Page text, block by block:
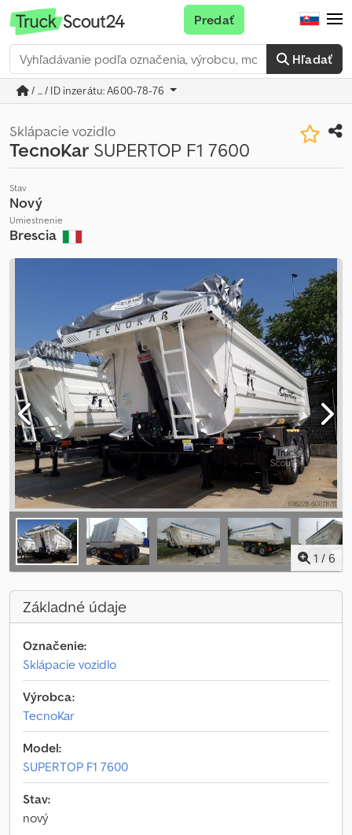
Hľadať
Predať
/ ... / ID inzerátu: A600-78-76
Sklápacie vozidlo
TecnoKar SUPERTOP F1 7600
Stav
Nový
Umiestnenie
Brescia
1 / 6
Základné údaje
Označenie:
Sklápacie vozidlo
Výrobca:
TecnoKar
Model:
SUPERTOP F1 7600
Stav:
nový